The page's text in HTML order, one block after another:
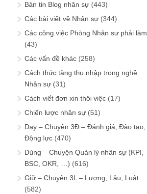
Bản tin Blog nhân sự (443)
Các bài viết về Nhân sự (344)
Các công việc Phòng Nhân sự phải làm
(43)
Các vấn đề khác (258)
Cách thức tăng thu nhập trong nghề
Nhân sự (31)
Cách viết đơn xin thôi việc (17)
Chiến lược nhân sự (51)
Dạy – Chuyện 3Đ – Đánh giá, Đào tạo,
Động lực (470)
Dùng – Chuyện Quản lý nhân sự (KPI,
BSC, OKR, …) (616)
Giữ – Chuyện 3L – Lương, Lậu, Luật
(582)